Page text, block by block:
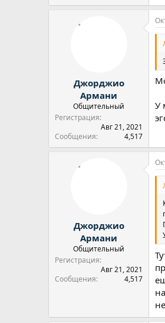
Джорджио
Армани
Общительный
Регистрация
Авг 21, 2021
Сообщения
4,517
У
Джорджио
Армани
Общительный
Регистрация
Авг 21, 2021
Сообщения
4,517